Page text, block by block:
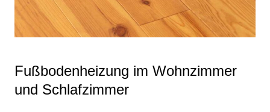
Fußbodenheizung im Wohnzimmer
und Schlafzimmer